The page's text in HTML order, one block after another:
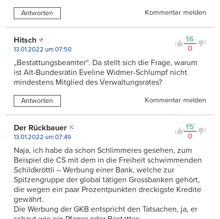
Antworten Kommentar melden
16
0
Hitsch
13.01.2022 um 07:50
„Bestattungsbeamter“. Da stellt sich die Frage, warum
ist Alt-Bundesrätin Eveline Widmer-Schlumpf nicht
mindestens Mitglied des Verwaltungsrates?
Antworten Kommentar melden
15
0
Der Rückbauer
13.01.2022 um 07:49
Naja, ich habe da schon Schlimmeres gesehen, zum
Beispiel die CS mit dem in die Freiheit schwimmenden
Schildkröttli – Werbung einer Bank, welche zur
Spitzengruppe der global tätigen Grossbanken gehört,
die wegen ein paar Prozentpunkten dreckigste Kredite
gewährt.
Die Werbung der GKB entspricht den Tatsachen, ja, er